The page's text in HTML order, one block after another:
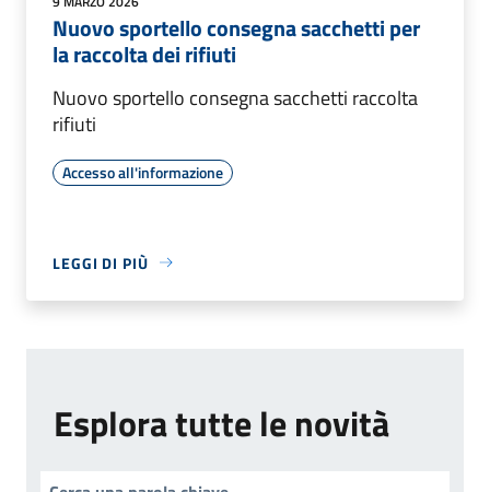
Nuovo sportello consegna sacchetti per
la raccolta dei rifiuti
Nuovo sportello consegna sacchetti raccolta
rifiuti
Accesso all'informazione
LEGGI DI PIÙ
Esplora tutte le novità